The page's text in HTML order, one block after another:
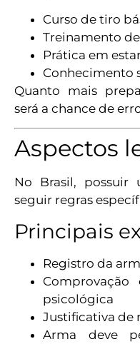
Curso de tiro
Treinamento
Prática em
Conhecimento
Quanto mais
será a chance de
Aspectos
No Brasil,
seguir regras
Principais
Registro da
psicológica
Justificativa de
Arma deve